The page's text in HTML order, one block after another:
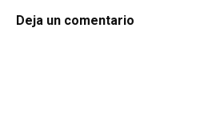
Deja un comentario